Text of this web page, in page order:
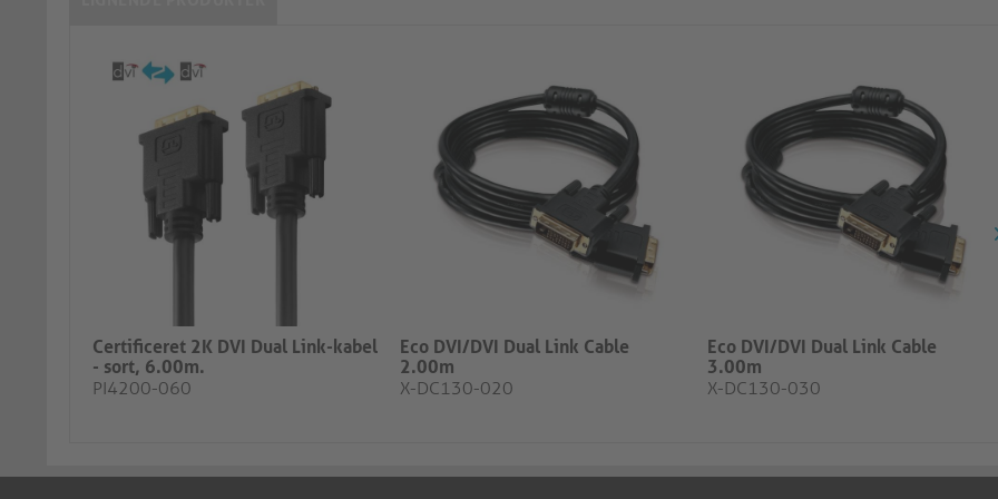
Certificeret 2K DVI Dual Link-kabel
- sort, 6.00m.
PI4200-060
Eco DVI/DVI Dual Link Cable
2.00m
X-DC130-020
Eco DVI/DVI Dual Link Cable
3.00m
X-DC130-030